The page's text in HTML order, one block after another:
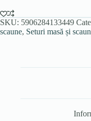
SKU: 5906284133449
scaune, Seturi masă și